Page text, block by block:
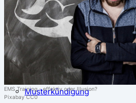
⚖️ Vergleich & Rechner
Krankenkassenvergleich
Krankenkassenrechner
↔ Wechsel
Krankenkassenwechsel
Kündigung
Musterkündigung
EMS Training - effektiv oder Illusion?
Pixabay CC0